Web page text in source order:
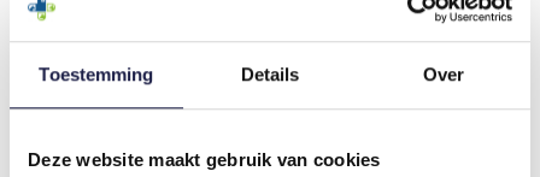
Toestemming Details Over
Deze website maakt gebruik van cookies
ZYLKENE CHEWS |
ADAPTIL CALM